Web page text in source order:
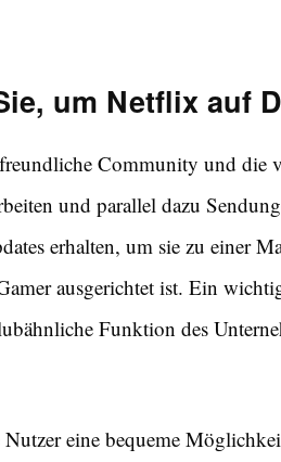
um Netflix auf
Community und die
und parallel dazu
erhalten, um sie zu einer
ausgerichtet ist. Ein
Funktion des
eine bequeme